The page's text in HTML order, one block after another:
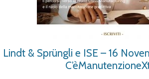
Lindt & Sprüngli e ISE – 16